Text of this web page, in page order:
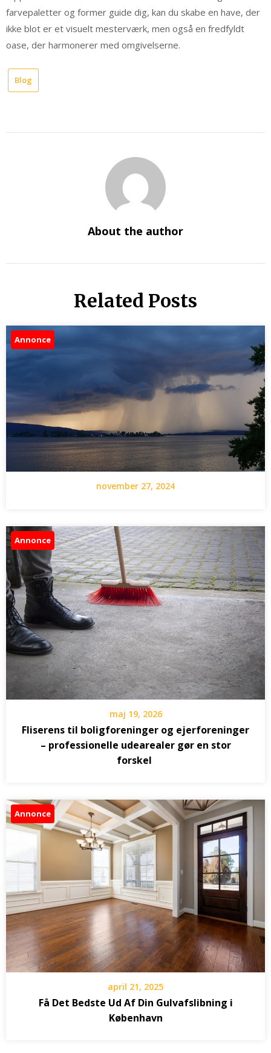
farvepaletter og former guide dig, kan du skabe en have, der
ikke blot er et visuelt mesterværk, men også en fredfyldt
oase, der harmonerer med omgivelserne.
Blog
About the author
Related Posts
Annonce
november 27, 2024
Annonce
maj 19, 2026
Fliserens til boligforeninger og ejerforeninger
– professionelle udearealer gør en stor
forskel
Annonce
april 21, 2025
Få Det Bedste Ud Af Din Gulvafslibning i
København